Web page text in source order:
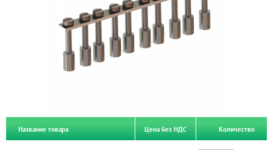
Название товара Цена без НДС Количество